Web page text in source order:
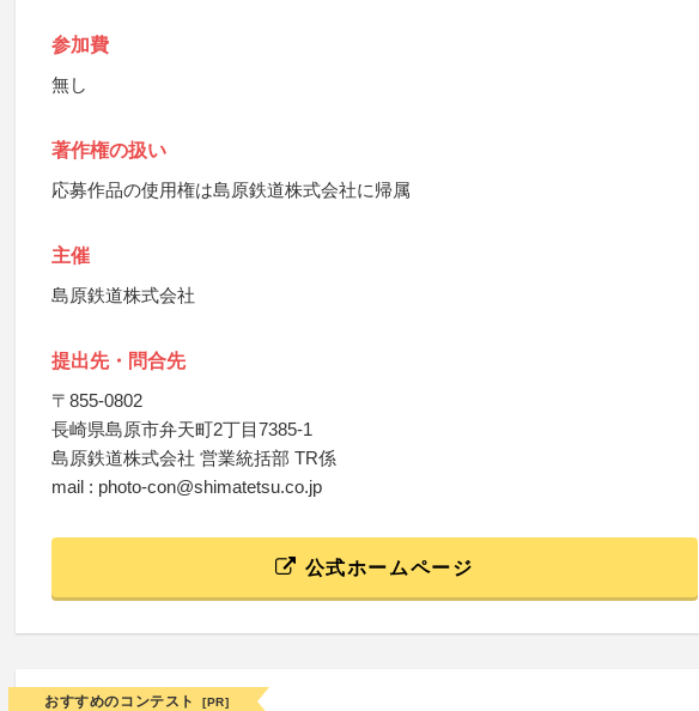
参加費
無し
著作権の扱い
応募作品の使用権は島原鉄道株式会社に帰属
主催
島原鉄道株式会社
提出先・問合先
〒855-0802
長崎県島原市弁天町2丁目7385-1
島原鉄道株式会社 営業統括部 TR係
mail : photo-con@shimatetsu.co.jp
公式ホームページ
おすすめのコンテスト [PR]